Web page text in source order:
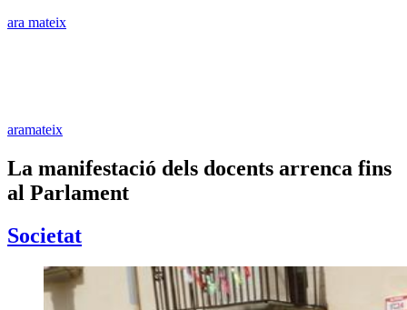
ara mateix
aramateix
La manifestació dels docents arrenca fins
al Parlament
Societat